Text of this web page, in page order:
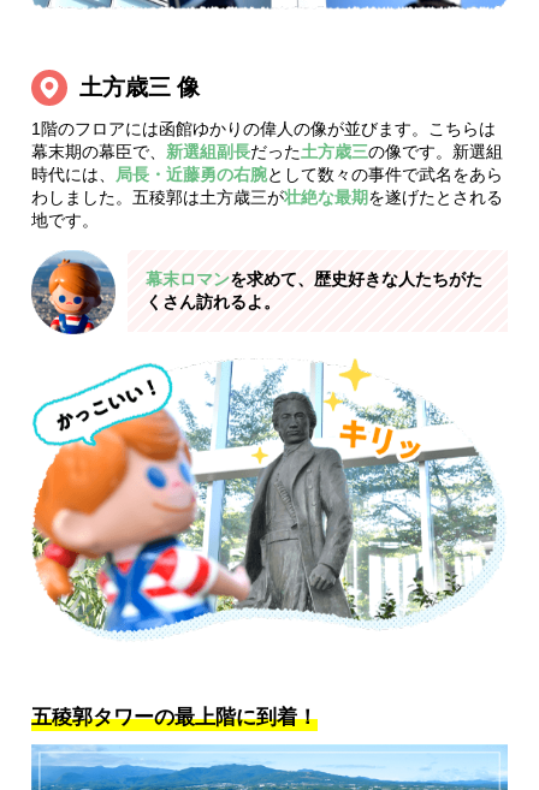
土方歳三 像
1階のフロアには函館ゆかりの偉人の像が並びます。こちらは
幕末期の幕臣で、 新選組副長だった土方歳三の像です。新選組
時代には、
局長・近藤勇の右腕として数々の事件で武名をあら
わしました。五稜郭は土方歳三が壮絶な最期を遂げたとされる
地です。
幕末ロマンを求めて、歴史好きな人たちがた
くさん訪れるよ。
五稜郭タワーの最上階に到着！